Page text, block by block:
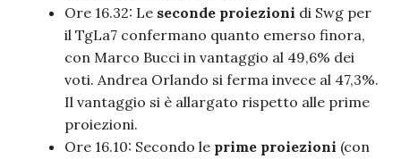
Ore 16.32: Le seconde proiezioni di Swg per
il TgLa7 confermano quanto emerso finora,
con Marco Bucci in vantaggio al 49,6% dei
voti. Andrea Orlando si ferma invece al 47,3%.
Il vantaggio si è allargato rispetto alle prime
proiezioni.
Ore 16.10: Secondo le prime proiezioni (con